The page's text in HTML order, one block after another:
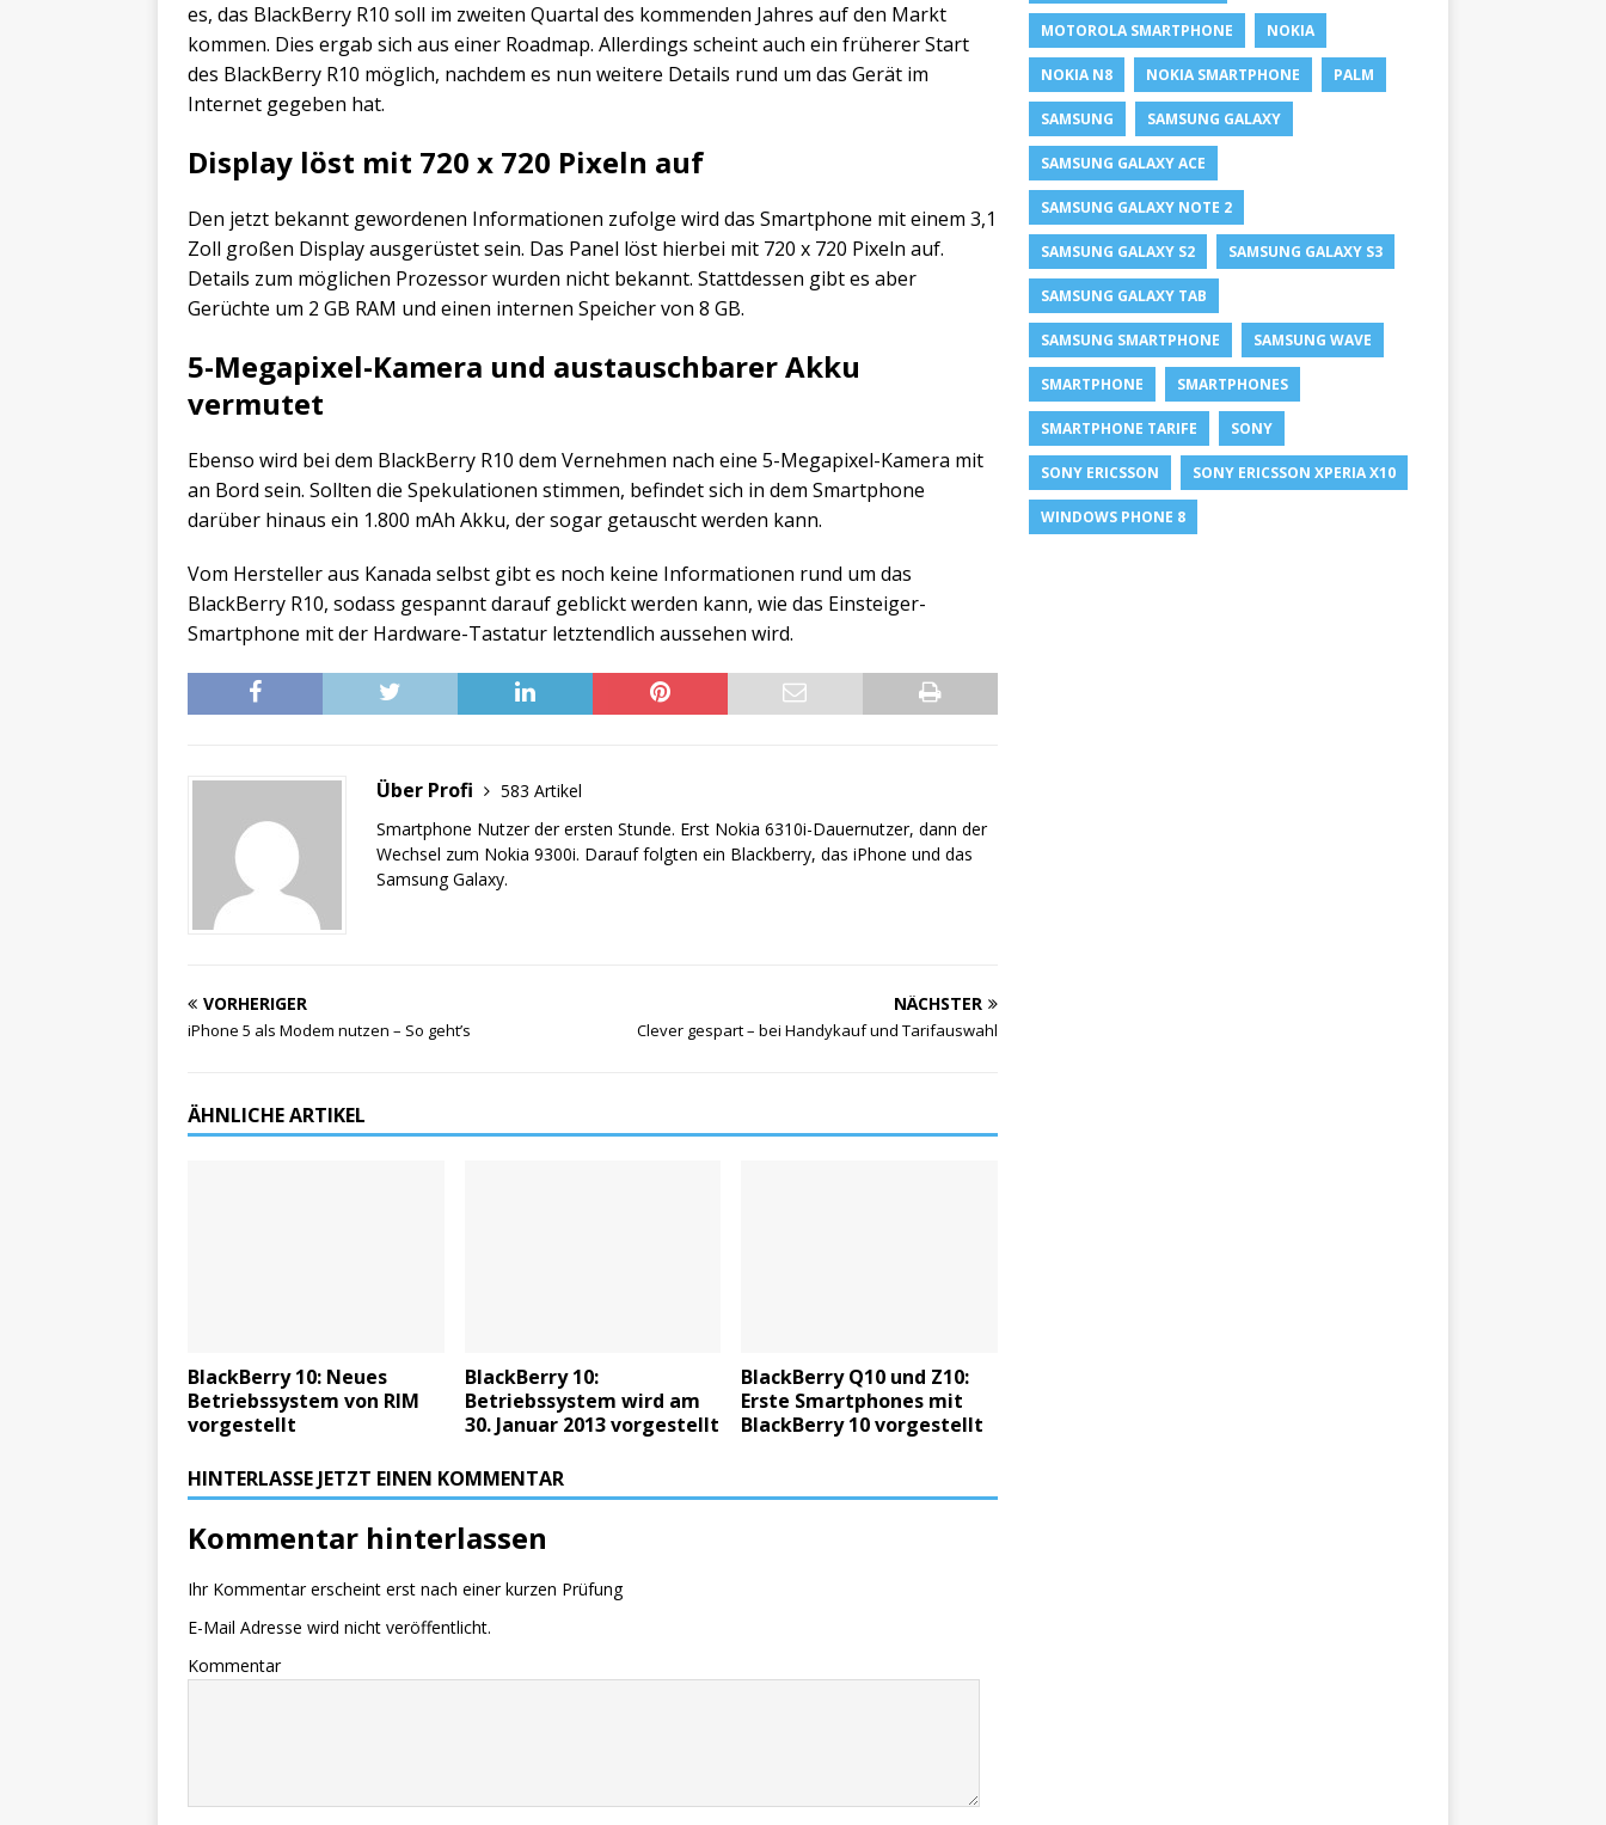
es, das BlackBerry R10 soll im zweiten Quartal des kommenden Jahres auf den Markt
kommen. Dies ergab sich aus einer Roadmap. Allerdings scheint auch ein früherer Start
des BlackBerry R10 möglich, nachdem es nun weitere Details rund um das Gerät im
Internet gegeben hat.
Display löst mit 720 x 720 Pixeln auf
Den jetzt bekannt gewordenen Informationen zufolge wird das Smartphone mit einem 3,1
Zoll großen Display ausgerüstet sein. Das Panel löst hierbei mit 720 x 720 Pixeln auf.
Details zum möglichen Prozessor wurden nicht bekannt. Stattdessen gibt es aber
Gerüchte um 2 GB RAM und einen internen Speicher von 8 GB.
5-Megapixel-Kamera und austauschbarer Akku
vermutet
Ebenso wird bei dem BlackBerry R10 dem Vernehmen nach eine 5-Megapixel-Kamera mit
an Bord sein. Sollten die Spekulationen stimmen, befindet sich in dem Smartphone
darüber hinaus ein 1.800 mAh Akku, der sogar getauscht werden kann.
Vom Hersteller aus Kanada selbst gibt es noch keine Informationen rund um das
BlackBerry R10, sodass gespannt darauf geblickt werden kann, wie das Einsteiger-
Smartphone mit der Hardware-Tastatur letztendlich aussehen wird.
Über Profi
583 Artikel
Smartphone Nutzer der ersten Stunde. Erst Nokia 6310i-Dauernutzer, dann der
Wechsel zum Nokia 9300i. Darauf folgten ein Blackberry, das iPhone und das
Samsung Galaxy.
VORHERIGER
iPhone 5 als Modem nutzen – So geht’s
NÄCHSTER
Clever gespart – bei Handykauf und Tarifauswahl
ÄHNLICHE ARTIKEL
BlackBerry 10: Neues
Betriebssystem von RIM
vorgestellt
BlackBerry 10:
Betriebssystem wird am
30. Januar 2013 vorgestellt
BlackBerry Q10 und Z10:
Erste Smartphones mit
BlackBerry 10 vorgestellt
HINTERLASSE JETZT EINEN KOMMENTAR
Kommentar hinterlassen
Ihr Kommentar erscheint erst nach einer kurzen Prüfung
E-Mail Adresse wird nicht veröffentlicht.
Kommentar
MOTOROLA SMARTPHONE NOKIA
NOKIA N8 NOKIA SMARTPHONE PALM
SAMSUNG SAMSUNG GALAXY
SAMSUNG GALAXY ACE
SAMSUNG GALAXY NOTE 2
SAMSUNG GALAXY S2 SAMSUNG GALAXY S3
SAMSUNG GALAXY TAB
SAMSUNG SMARTPHONE SAMSUNG WAVE
SMARTPHONE SMARTPHONES
SMARTPHONE TARIFE SONY
SONY ERICSSON SONY ERICSSON XPERIA X10
WINDOWS PHONE 8